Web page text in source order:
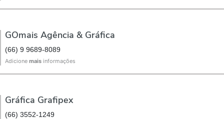
GOmais Agência & Gráfica
(66) 9 9689-8089
Adicione mais informações
Gráfica Grafipex
(66) 3552-1249